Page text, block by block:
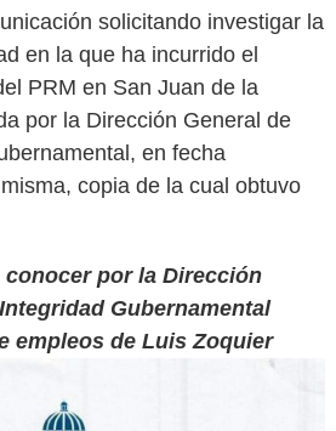
solicitando investigar la
en la que ha incurrido el
PRM en San Juan de la
por la Dirección General de
en fecha
copia de la cual obtuvo
por la Dirección
Gubernamental
empleos de Luis Zoquier